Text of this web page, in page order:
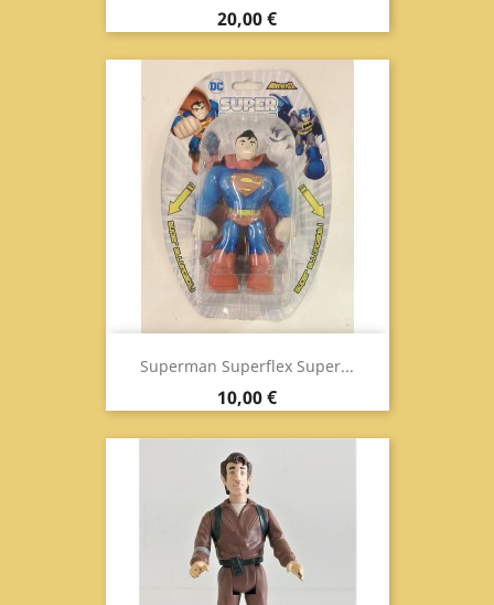
Prezzo
20,00 €
Superman Superflex Super...
Prezzo
10,00 €